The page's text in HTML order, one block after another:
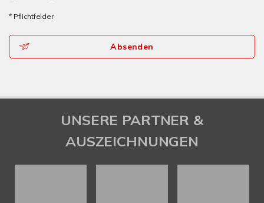
* Pflichtfelder
Absenden
UNSERE PARTNER &
AUSZEICHNUNGEN